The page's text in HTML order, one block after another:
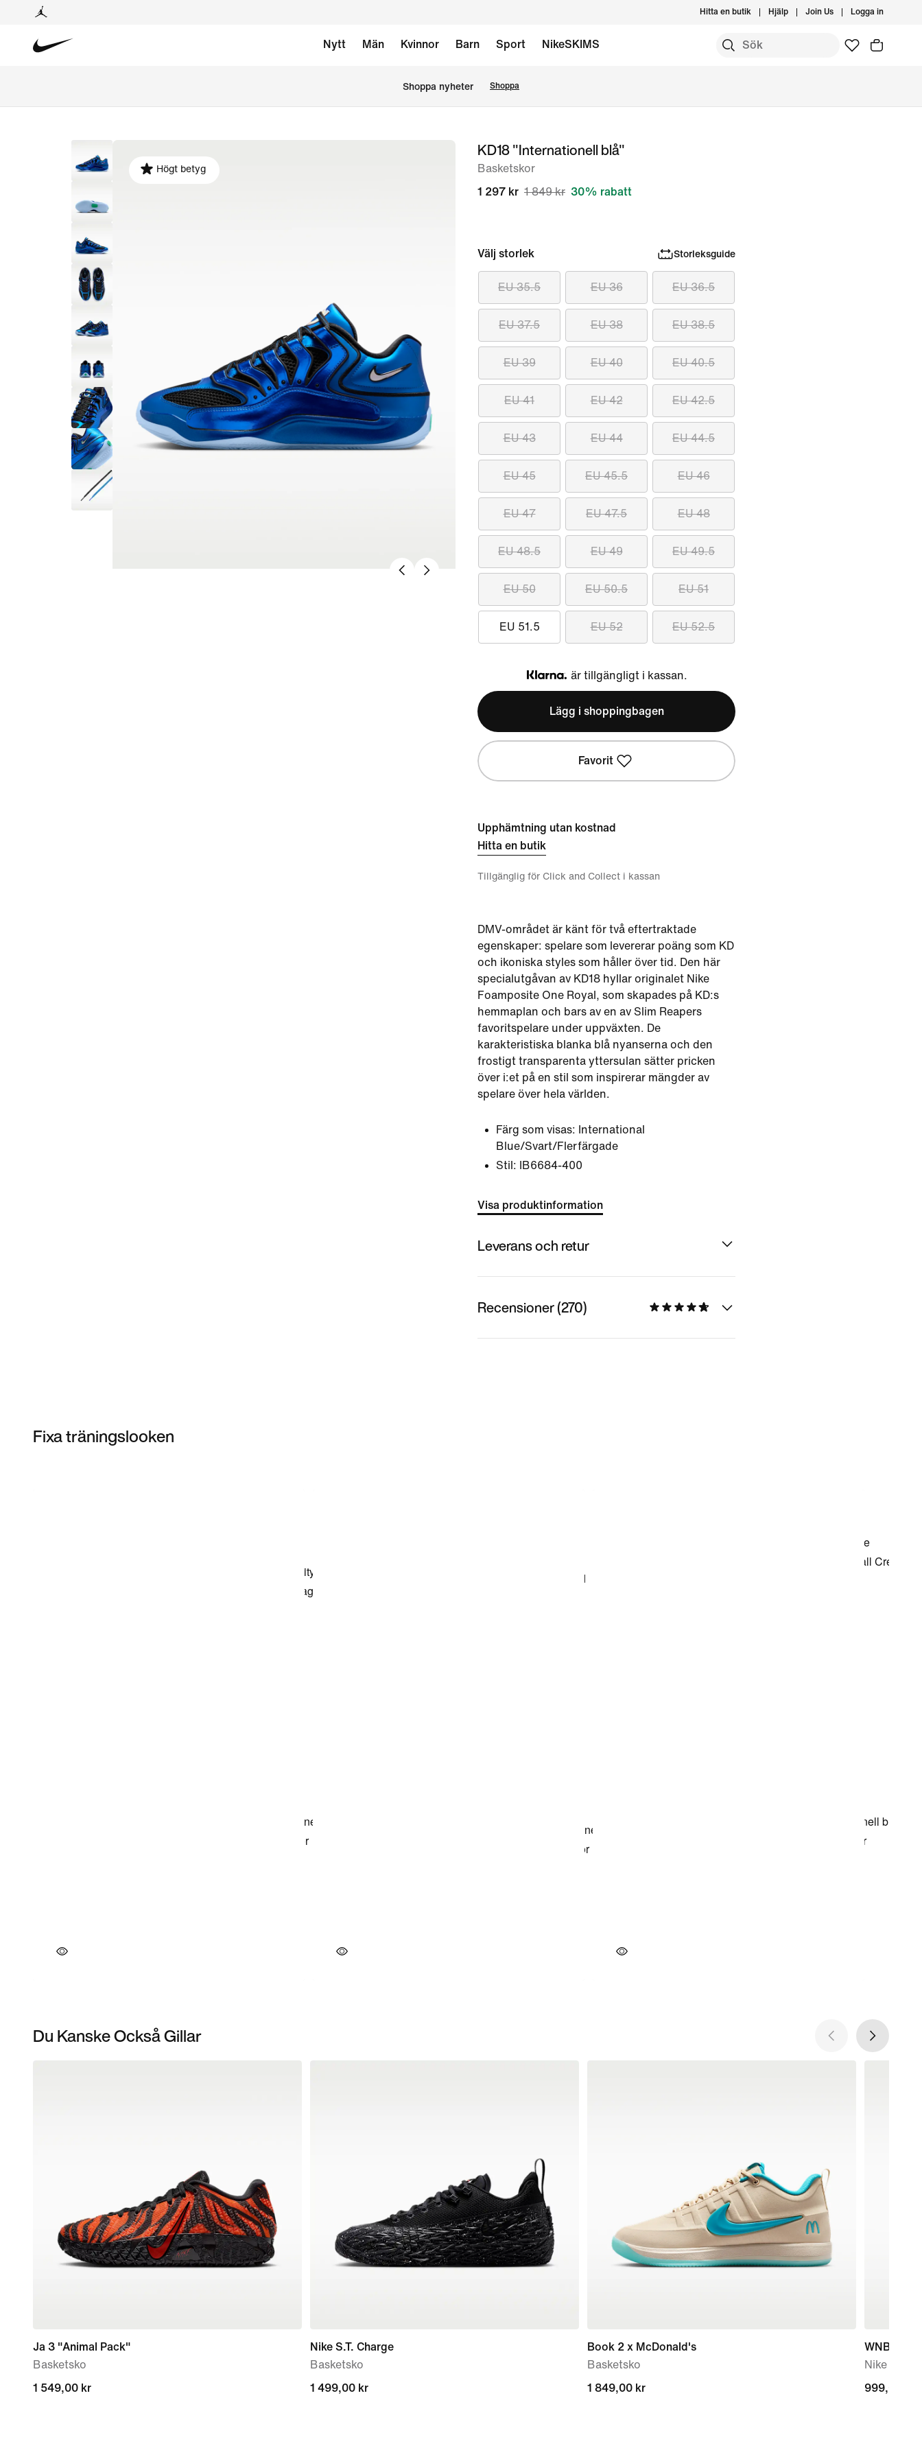
Hitta en butik Hjälp Join Us Logga in
Nytt Män Kvinnor Barn Sport NikeSKIMS
Shoppa nyheter Shoppa
Högt betyg
KD18 "Internationell blå"
Basketskor
1 297 kr 1 849 kr 30% rabatt
Välj storlek Storleksguide
EU 35.5 EU 36 EU 36.5
EU 37.5 EU 38 EU 38.5
EU 39 EU 40 EU 40.5
EU 41 EU 42 EU 42.5
EU 43 EU 44 EU 44.5
EU 45 EU 45.5 EU 46
EU 47 EU 47.5 EU 48
EU 48.5 EU 49 EU 49.5
EU 50 EU 50.5 EU 51
EU 51.5 EU 52 EU 52.5
Klarna
är tillgängligt i kassan.
Lägg i shoppingbagen
Favorit
Upphämtning utan kostnad
Hitta en butik
Tillgänglig för Click and Collect i kassan
DMV-området är känt för två eftertraktade
egenskaper: spelare som levererar poäng som KD
och ikoniska styles som håller över tid. Den här
specialutgåvan av KD18 hyllar originalet Nike
Foamposite One Royal, som skapades på KD:s
hemmaplan och bars av en av Slim Reapers
favoritspelare under uppväxten. De
karakteristiska blanka blå nyanserna och den
frostigt transparenta yttersulan sätter pricken
över i:et på en stil som inspirerar mängder av
spelare över hela världen.
Färg som visas: International
Blue/Svart/Flerfärgade
Stil:
IB6684-400
Visa produktinformation
Leverans och retur
Recensioner (270)
Fixa träningslooken
Du Kanske Också Gillar
Ja 3 "Animal Pack"
Basketsko
1 549,00 kr
1 549,00 kr
Nike S.T. Charge
Basketsko
1 499,00 kr
1 499,00 kr
Book 2 x McDonald's
Basketsko
1 849,00 kr
1 849,00 kr
WNBA All-
Nike
999,00 kr
999,00 kr